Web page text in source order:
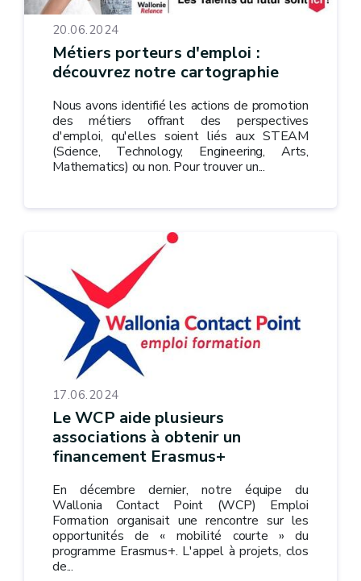
20.06.2024
Métiers porteurs d'emploi :
découvrez notre cartographie
Nous avons identifié les actions de promotion
des métiers offrant des perspectives
d'emploi, qu'elles soient liés aux STEAM
(Science, Technology, Engineering, Arts,
Mathematics) ou non. Pour trouver un...
17.06.2024
Le WCP aide plusieurs
associations à obtenir un
financement Erasmus+
En décembre dernier, notre équipe du
Wallonia Contact Point (WCP) Emploi
Formation organisait une rencontre sur les
opportunités de « mobilité courte » du
programme Erasmus+. L'appel à projets, clos
de...